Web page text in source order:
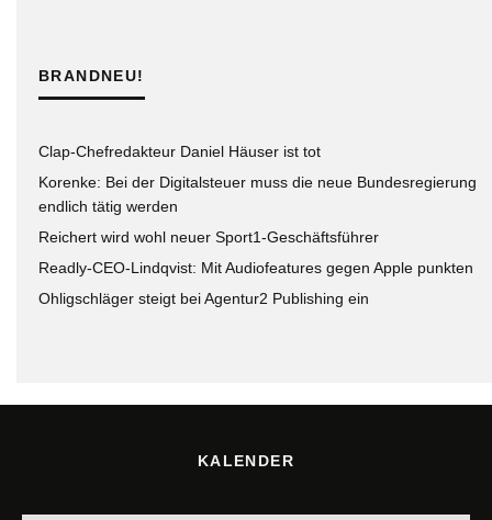
BRANDNEU!
Clap-Chefredakteur Daniel Häuser ist tot
Korenke: Bei der Digitalsteuer muss die neue Bundesregierung
endlich tätig werden
Reichert wird wohl neuer Sport1-Geschäftsführer
Readly-CEO-Lindqvist: Mit Audiofeatures gegen Apple punkten
Ohligschläger steigt bei Agentur2 Publishing ein
KALENDER